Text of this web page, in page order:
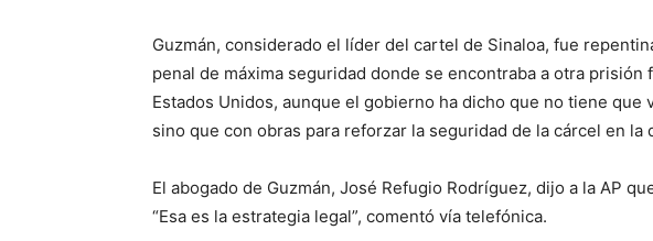
Guzmán, considerado el líder del cartel de Sinaloa, fue
penal de máxima seguridad donde se encontraba a otra
Estados Unidos, aunque el gobierno ha dicho que no tiene
sino que con obras para reforzar la seguridad de la cárcel en la
El abogado de Guzmán, José Refugio Rodríguez, dijo a la AP
“Esa es la estrategia legal”, comentó vía telefónica.